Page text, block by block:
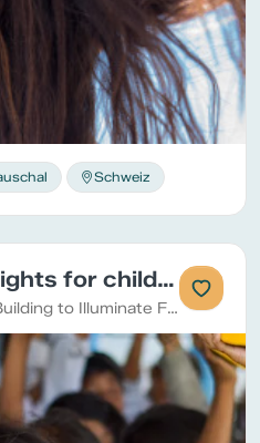
Schweiz
Assemble Solar Lights for children living without electricity - Solar Buddy - Teambuilding with Purpose
Fun and Impactful Team Building to Illuminate Futures (CSR Team Event)